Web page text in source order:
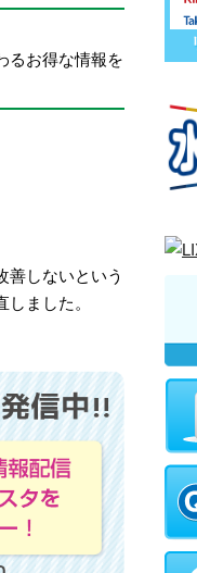
るお得な情報を
善しないという
ました。